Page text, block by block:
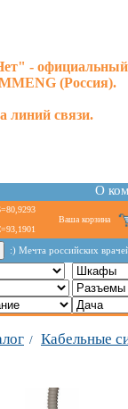
- официальный
(Россия).
линий связи.
О
Ваша корзина
:) Мечта российских
/ Кабельные